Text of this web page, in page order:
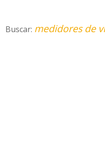
Buscar: medidores de